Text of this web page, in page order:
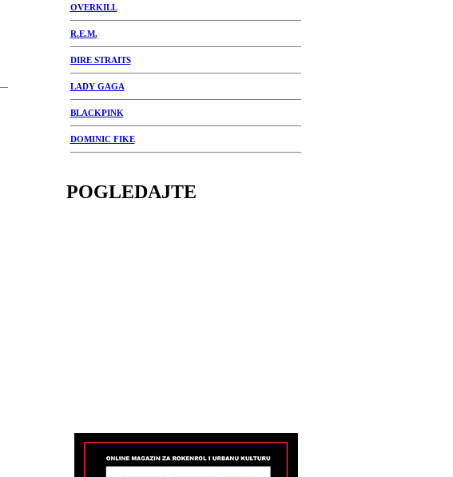
OVERKILL
R.E.M.
DIRE STRAITS
LADY GAGA
BLACKPINK
DOMINIC FIKE
POGLEDAJTE